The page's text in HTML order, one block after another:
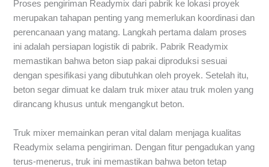
Proses pengiriman Readymix dari pabrik ke lokasi proyek
merupakan tahapan penting yang memerlukan koordinasi dan
perencanaan yang matang. Langkah pertama dalam proses
ini adalah persiapan logistik di pabrik. Pabrik Readymix
memastikan bahwa beton siap pakai diproduksi sesuai
dengan spesifikasi yang dibutuhkan oleh proyek. Setelah itu,
beton segar dimuat ke dalam truk mixer atau truk molen yang
dirancang khusus untuk mengangkut beton.
Truk mixer memainkan peran vital dalam menjaga kualitas
Readymix selama pengiriman. Dengan fitur pengadukan yang
terus-menerus, truk ini memastikan bahwa beton tetap